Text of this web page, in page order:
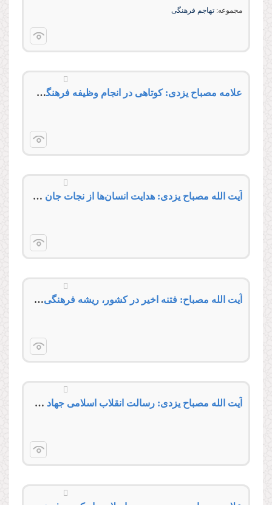
مجموعه: تهاجم فرهنگى
علامه مصباح یزدی: کوتاهی در انجام وظیفه فرهنگی خیانت به خون شهداست
آیت الله مصباح یزدی: هدایت انسان‌‌ها از نجات جان ایشان مهم‌تر و با ارزش‌تر است
آیت الله مصباح: فتنه اخیر در كشور، ریشه فرهنگی داشت
آیت الله مصباح یزدی: رسالت انقلاب اسلامی جهاد فرهنگی است